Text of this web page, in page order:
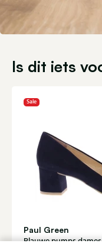
Is dit iets
Sale
Paul Green
Blauwe pumps dames